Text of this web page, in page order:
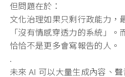
但問題在於：
文化治理如果只剩行政能力，
「沒有情感穿透力的系統」。
恰恰不是更多會寫報告的人。
.
未來 AI 可以大量生成內容、